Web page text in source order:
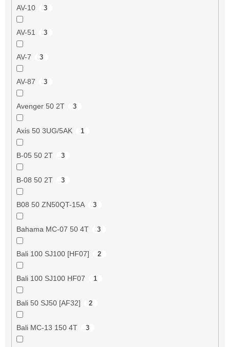
AV-10 3
AV-51 3
AV-7 3
AV-87 3
Avenger 50 2T 3
Axis 50 3UG/5AK 1
B-05 50 2T 3
B-08 50 2T 3
B08 50 ZN50QT-15A 3
Bahama MC-07 50 4T 3
Bali 100 SJ100 [HF07] 2
Bali 100 SJ100 HF07 1
Bali 50 SJ50 [AF32] 2
Bali MC-13 150 4T 3